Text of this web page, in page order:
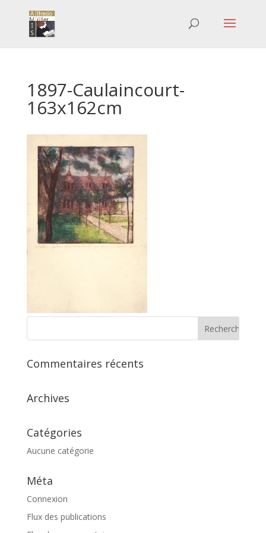
1897-Caulaincourt-
163x162cm
Commentaires récents
Archives
Catégories
Aucune catégorie
Méta
Connexion
Flux des publications